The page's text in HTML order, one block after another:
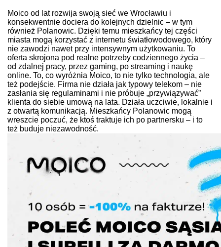
Moico od lat rozwija swoją sieć we Wrocławiu i
konsekwentnie dociera do kolejnych dzielnic – w tym
również Polanowic. Dzięki temu mieszkańcy tej części
miasta mogą korzystać z internetu światłowodowego, który
nie zawodzi nawet przy intensywnym użytkowaniu. To
oferta skrojona pod realne potrzeby codziennego życia –
od zdalnej pracy, przez gaming, po streaming i naukę
online. To, co wyróżnia Moico, to nie tylko technologia, ale
też podejście. Firma nie działa jak typowy telekom – nie
zasłania się regulaminami i nie próbuje „przywiązywać”
klienta do siebie umową na lata. Działa uczciwie, lokalnie i
z otwartą komunikacją. Mieszkańcy Polanowic mogą
wreszcie poczuć, że ktoś traktuje ich po partnersku – i to
też buduje niezawodność.